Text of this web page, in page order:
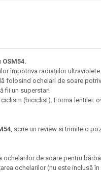
împotriva radiațiilor ultraviolete.
folosind ochelari de soare
fii un superstar!
(biciclist). Forma lentilei:
, scrie un review si trimite o
ochelarilor de soare pentru
ochelarilor (nu este inclusă